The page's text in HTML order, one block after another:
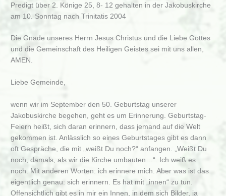
Predigt über 2. Könige 25, 8- 12 gehalten in der Jakobuskirche
am 10. Sonntag nach Trinitatis 2004
Die Gnade unseres Herrn Jesus Christus und die Liebe Gottes
und die Gemeinschaft des Heiligen Geistes sei mit uns allen,
AMEN.
Liebe Gemeinde,
wenn wir im September den 50. Geburtstag unserer
Jakobuskirche begehen, geht es um Erinnerung. Geburtstag-
Feiern heißt, sich daran erinnern, dass jemand auf die Welt
gekommen ist. Anlässlich so eines Geburtstages gibt es dann
oft Gespräche, die mit „weißt Du noch?“ anfangen. „Weißt Du
noch, damals, als wir die Kirche umbauten…“. Ich weiß es
noch. Mit anderen Worten: ich erinnere mich. Aber was ist das
eigentlich genau: sich erinnern. Es hat mit „innen“ zu tun.
Offensichtlich gibt es in mir ein Innen, in dem sich Bilder, ja